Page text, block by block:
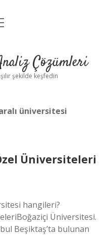
Çözümleri
şekilde keşfedin
üniversitesi
Üniversiteleri
hangileri?
Üniversitesi.
Beşiktaş’ta bulunan